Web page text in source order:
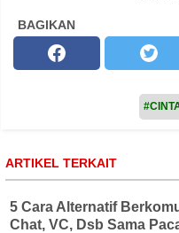
BAGIKAN
ARTIKEL TERKAIT
5 Cara Alternatif
Chat, VC, Dsb Sama